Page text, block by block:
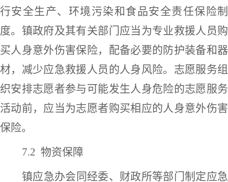
行安全生产、环境污染和食品安全责任保险制
度。镇政府及其有关部门应当为专业救援人员购
买人身意外伤害保险，配备必要的防护装备和器
材，减少应急救援人员的人身风险。志愿服务组
织安排志愿者参与可能发生人身危险的志愿服务
活动前，应当为志愿者购买相应的人身意外伤害
保险。
7.2 物资保障
镇应急办会同经委、财政所等部门制定应急